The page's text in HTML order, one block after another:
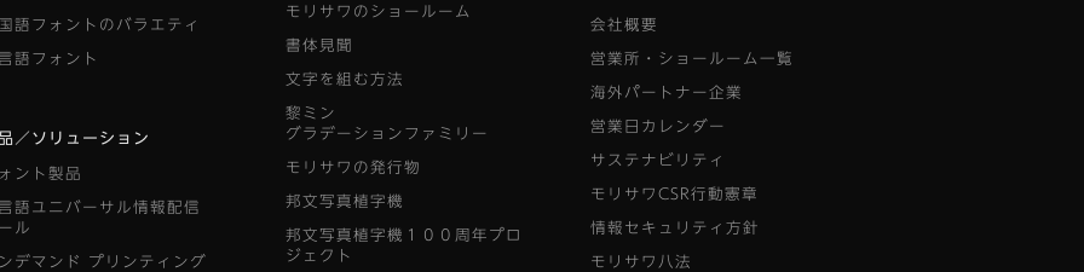
語フォントのバラエティ
語フォント
／ソリューション
ント製品
語ユニバーサル情報配信
ル
デマンド プリンティング
モリサワのショールーム
書体見聞
文字を組む方法
黎ミン
グラデーションファミリー
モリサワの発行物
邦文写真植字機
邦文写真植字機１００周年プロ
ジェクト
会社概要
営業所・ショールーム一覧
海外パートナー企業
営業日カレンダー
サステナビリティ
モリサワCSR行動憲章
情報セキュリティ方針
モリサワ八法